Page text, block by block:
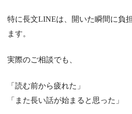
特に長文LINEは、開いた瞬間に負
ます。
実際のご相談でも、
「読む前から疲れた」
「また長い話が始まると思った」